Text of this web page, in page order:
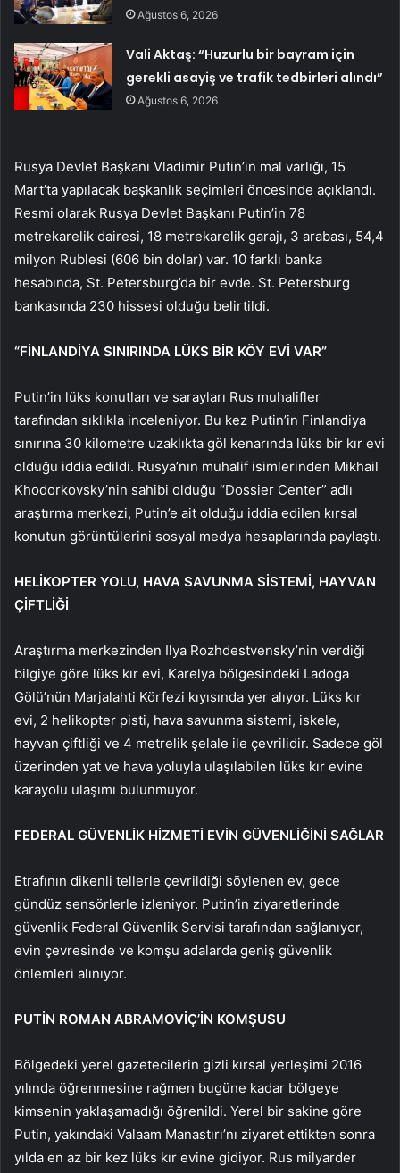
Ağustos 6, 2026
Vali Aktaş: “Huzurlu bir bayram için
gerekli asayiş ve trafik tedbirleri alındı”
Ağustos 6, 2026
Rusya Devlet Başkanı Vladimir Putin’in mal varlığı, 15
Mart’ta yapılacak başkanlık seçimleri öncesinde açıklandı.
Resmi olarak Rusya Devlet Başkanı Putin’in 78
metrekarelik dairesi, 18 metrekarelik garajı, 3 arabası, 54,4
milyon Rublesi (606 bin dolar) var. 10 farklı banka
hesabında, St. Petersburg’da bir evde. St. Petersburg
bankasında 230 hissesi olduğu belirtildi.
“FİNLANDİYA SINIRINDA LÜKS BİR KÖY EVİ VAR”
Putin’in lüks konutları ve sarayları Rus muhalifler
tarafından sıklıkla inceleniyor. Bu kez Putin’in Finlandiya
sınırına 30 kilometre uzaklıkta göl kenarında lüks bir kır evi
olduğu iddia edildi. Rusya’nın muhalif isimlerinden Mikhail
Khodorkovsky’nin sahibi olduğu “Dossier Center” adlı
araştırma merkezi, Putin’e ait olduğu iddia edilen kırsal
konutun görüntülerini sosyal medya hesaplarında paylaştı.
HELİKOPTER YOLU, HAVA SAVUNMA SİSTEMİ, HAYVAN
ÇİFTLİĞİ
Araştırma merkezinden Ilya Rozhdestvensky’nin verdiği
bilgiye göre lüks kır evi, Karelya bölgesindeki Ladoga
Gölü’nün Marjalahti Körfezi kıyısında yer alıyor. Lüks kır
evi, 2 helikopter pisti, hava savunma sistemi, iskele,
hayvan çiftliği ve 4 metrelik şelale ile çevrilidir. Sadece göl
üzerinden yat ve hava yoluyla ulaşılabilen lüks kır evine
karayolu ulaşımı bulunmuyor.
FEDERAL GÜVENLİK HİZMETİ EVİN GÜVENLİĞİNİ SAĞLAR
Etrafının dikenli tellerle çevrildiği söylenen ev, gece
gündüz sensörlerle izleniyor. Putin’in ziyaretlerinde
güvenlik Federal Güvenlik Servisi tarafından sağlanıyor,
evin çevresinde ve komşu adalarda geniş güvenlik
önlemleri alınıyor.
PUTİN ROMAN ABRAMOVİÇ’İN KOMŞUSU
Bölgedeki yerel gazetecilerin gizli kırsal yerleşimi 2016
yılında öğrenmesine rağmen bugüne kadar bölgeye
kimsenin yaklaşamadığı öğrenildi. Yerel bir sakine göre
Putin, yakındaki Valaam Manastırı’nı ziyaret ettikten sonra
yılda en az bir kez lüks kır evine gidiyor. Rus milyarder